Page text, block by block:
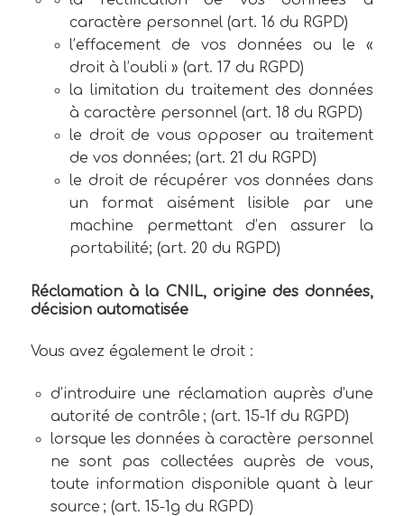
caractère personnel (art. 16 du RGPD)
l’effacement de vos données ou le «
droit à l’oubli » (art. 17 du RGPD)
la limitation du traitement des données
à caractère personnel (art. 18 du RGPD)
le droit de vous opposer au traitement
de vos données; (art. 21 du RGPD)
le droit de récupérer vos données dans
un format aisément lisible par une
machine permettant d’en assurer la
portabilité; (art. 20 du RGPD)
Réclamation à la CNIL, origine des données,
décision automatisée
Vous avez également le droit :
d’introduire une réclamation auprès d’une
autorité de contrôle ; (art. 15-1f du RGPD)
lorsque les données à caractère personnel
ne sont pas collectées auprès de vous,
toute information disponible quant à leur
source ; (art. 15-1g du RGPD)